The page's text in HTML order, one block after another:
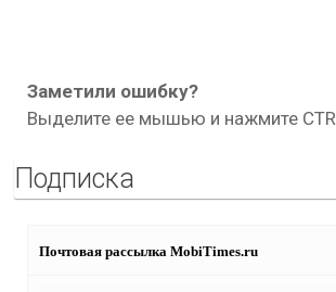
Заметили ошибку?
Выделите ее мышью и нажмите
Подписка
Почтовая рассылка MobiTimes.ru